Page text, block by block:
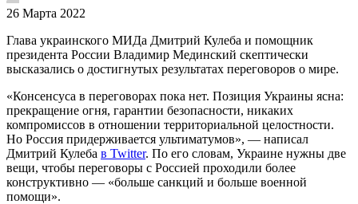
26 Марта 2022
Глава украинского МИДа Дмитрий Кулеба и помощник
президента России Владимир Мединский скептически
высказались о достигнутых результатах переговоров о мире.
«Консенсуса в переговорах пока нет. Позиция Украины ясна:
прекращение огня, гарантии безопасности, никаких
компромиссов в отношении территориальной целостности.
Но Россия придерживается ультиматумов», — написал
Дмитрий Кулеба в Twitter. По его словам, Украине нужны две
вещи, чтобы переговоры с Россией проходили более
конструктивно — «больше санкций и больше военной
помощи».